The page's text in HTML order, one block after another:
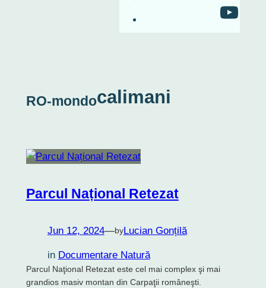
RO-mondo's
RO-mondocalimani
Parcul Național Retezat
Jun 12, 2024—byLucian Gonțilă
in Documentare Natură
Parcul Naţional Retezat este cel mai complex şi mai
grandios masiv montan din Carpaţii româneşti.